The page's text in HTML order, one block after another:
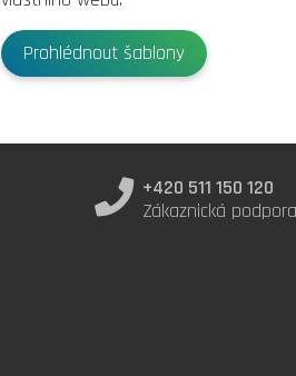
Prohlédnout šablony
+420 511 150 120
Zákaznická podpora